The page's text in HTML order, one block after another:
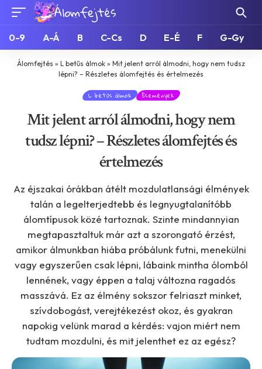
0-9 A-Á B C-Cs D E-É F G-Gy
Álomfejtés » L betűs álmok » Mit jelent arról álmodni, hogy nem tudsz
lépni? – Részletes álomfejtés és értelmezés
L betűs álmok Események
Mit jelent arról álmodni, hogy nem
tudsz lépni? – Részletes álomfejtés és
értelmezés
Az éjszakai órákban átélt mozdulatlansági élmények
talán a legelterjedtebb és legnyugtalanítóbb
álomtípusok közé tartoznak. Szinte mindannyian
megtapasztaltuk már azt a szorongató érzést,
amikor álmunkban hiába próbálunk futni, menekülni
vagy egyszerűen csak lépni, lábaink mintha ólomból
lennének, vagy éppen a talaj változna ragadós
masszává. Ez az élmény sokszor felriaszt minket,
szívdobogást, verejtékezést okoz, és gyakran
napokig velünk marad a kérdés: vajon miért nem
tudtam mozdulni, és mit jelenthet ez az egész?